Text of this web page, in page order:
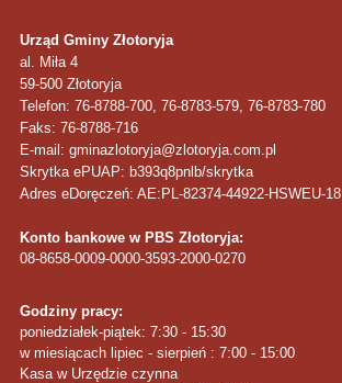
Urząd Gminy Złotoryja
al. Miła 4
59-500 Złotoryja
Telefon: 76-8788-700, 76-8783-579, 76-8783-780
Faks: 76-8788-716
E-mail: gminazlotoryja@zlotoryja.com.pl
Skrytka ePUAP: b393q8pnlb/skrytka
Adres eDoręczeń: AE:PL-82374-44922-HSWEU-18
Konto bankowe w PBS Złotoryja:
08-8658-0009-0000-3593-2000-0270
Godziny pracy:
poniedziałek-piątek: 7:30 - 15:30
w miesiącach lipiec - sierpień : 7:00 - 15:00
Kasa w Urzędzie czynna